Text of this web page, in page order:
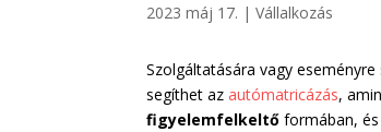
2023 máj 17. |Vállalkozás
Szolgáltatására vagy
segíthet azautómatricázás,
figyelemfelkeltőformában,